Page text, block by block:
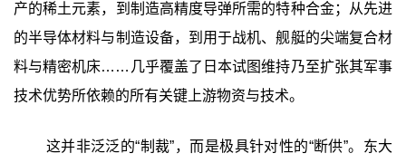
产的稀土元素，到制造高精度导弹所需的特种合金；从先进
的半导体材料与制造设备，到用于战机、舰艇的尖端复合材
料与精密机床……几乎覆盖了日本试图维持乃至扩张其军事
技术优势所依赖的所有关键上游物资与技术。
这并非泛泛的“制裁”，而是极具针对性的“断供”。东大